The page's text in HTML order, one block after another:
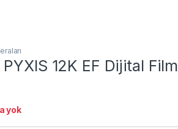
12K EF Dijital Film
yok